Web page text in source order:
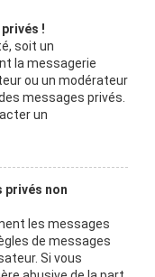
!
soit un
la messagerie
ou un modérateur
messages privés.
un
privés non
les messages
de messages
Si vous